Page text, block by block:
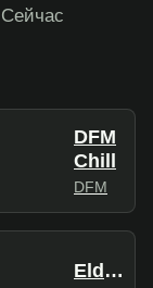
DFM
Chill
DFM
Eldoradio